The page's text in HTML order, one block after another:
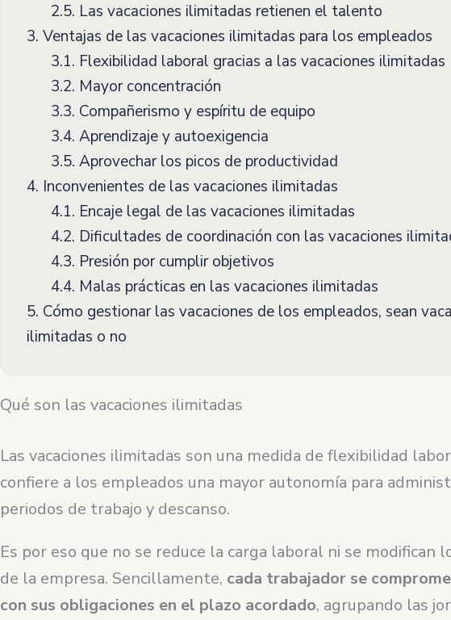
2.5. Las vacaciones ilimitadas retienen el talento
3. Ventajas de las vacaciones ilimitadas para los empleados
3.1. Flexibilidad laboral gracias a las vacaciones ilimitadas
3.2. Mayor concentración
3.3. Compañerismo y espíritu de equipo
3.4. Aprendizaje y autoexigencia
3.5. Aprovechar los picos de productividad
4. Inconvenientes de las vacaciones ilimitadas
4.1. Encaje legal de las vacaciones ilimitadas
4.2. Dificultades de coordinación con las vacaciones
4.3. Presión por cumplir objetivos
4.4. Malas prácticas en las vacaciones ilimitadas
5. Cómo gestionar las vacaciones de los empleados, sean
ilimitadas o no
Qué son las vacaciones ilimitadas
Las vacaciones ilimitadas son una medida de flexibilidad
confiere a los empleados una mayor autonomía para
periodos de trabajo y descanso.
Es por eso que no se reduce la carga laboral ni se modifican
de la empresa. Sencillamente, cada trabajador se
con sus obligaciones en el plazo acordado, agrupando las